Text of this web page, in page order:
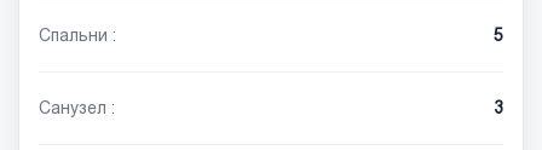
Спальни : 5
Санузел : 3